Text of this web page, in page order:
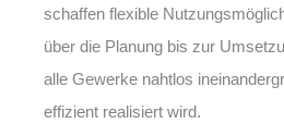
schaffen flexible
über die Planung bis zur
alle Gewerke nahtlos
effizient realisiert wird.